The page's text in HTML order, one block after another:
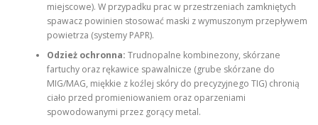
miejscowe). W przypadku prac w przestrzeniach zamkniętych
spawacz powinien stosować maski z wymuszonym przepływem
powietrza (systemy PAPR).
Odzież ochronna: Trudnopalne kombinezony, skórzane
fartuchy oraz rękawice spawalnicze (grube skórzane do
MIG/MAG, miękkie z koźlej skóry do precyzyjnego TIG) chronią
ciało przed promieniowaniem oraz oparzeniami
spowodowanymi przez gorący metal.